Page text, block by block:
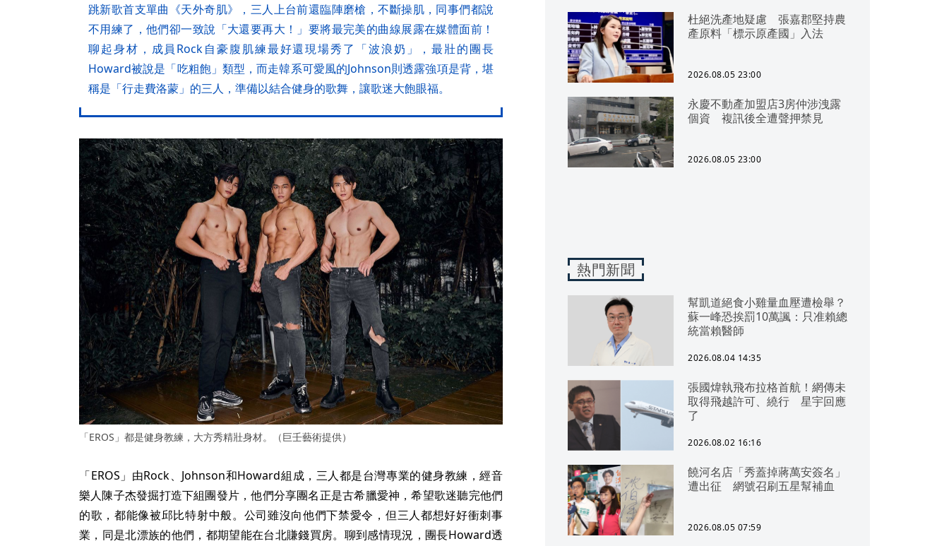
跳新歌首支單曲《天外奇肌》，三人上台前還臨陣磨槍，不斷操肌，同事們都說
不用練了，他們卻一致說「大還要再大！」要將最完美的曲線展露在媒體面前！
聊起身材，成員Rock自豪腹肌練最好還現場秀了「波浪奶」，最壯的團長
Howard被說是「吃粗飽」類型，而走韓系可愛風的Johnson則透露強項是背，堪
稱是「行走費洛蒙」的三人，準備以結合健身的歌舞，讓歌迷大飽眼福。
「EROS」都是健身教練，大方秀精壯身材。（巨壬藝術提供）
「EROS」由Rock、Johnson和Howard組成，三人都是台灣專業的健身教練，經音
樂人陳子杰發掘打造下組團發片，他們分享團名正是古希臘愛神，希望歌迷聽完他們
的歌，都能像被邱比特射中般。公司雖沒向他們下禁愛令，但三人都想好好衝刺事
業，同是北漂族的他們，都期望能在台北賺錢買房。聊到感情現況，團長Howard透
杜絕洗產地疑慮 張嘉郡堅持農
產原料「標示原產國」入法
2026.08.05 23:00
永慶不動產加盟店3房仲涉洩露
個資 複訊後全遭聲押禁見
2026.08.05 23:00
熱門新聞
幫凱道絕食小雞量血壓遭檢舉？
蘇一峰恐挨罰10萬諷：只准賴總
統當賴醫師
2026.08.04 14:35
張國煒執飛布拉格首航！網傳未
取得飛越許可、繞行 星宇回應
了
2026.08.02 16:16
饒河名店「秀蓋掉蔣萬安簽名」
遭出征 網號召刷五星幫補血
2026.08.05 07:59